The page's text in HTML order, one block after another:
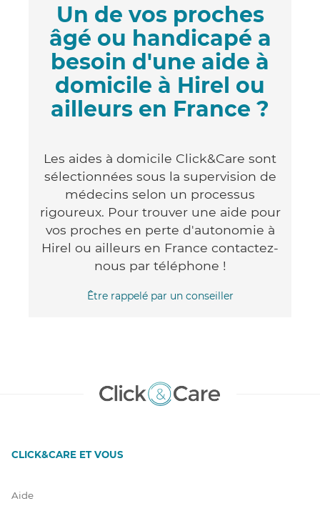
Un de vos proches
âgé ou handicapé a
besoin d'une aide à
domicile à Hirel ou
ailleurs en France ?
Les aides à domicile Click&Care sont
sélectionnées sous la supervision de
médecins selon un processus
rigoureux. Pour trouver une aide pour
vos proches en perte d'autonomie à
Hirel ou ailleurs en France contactez-
nous par téléphone !
Être rappelé par un conseiller
CLICK&CARE ET VOUS
Aide